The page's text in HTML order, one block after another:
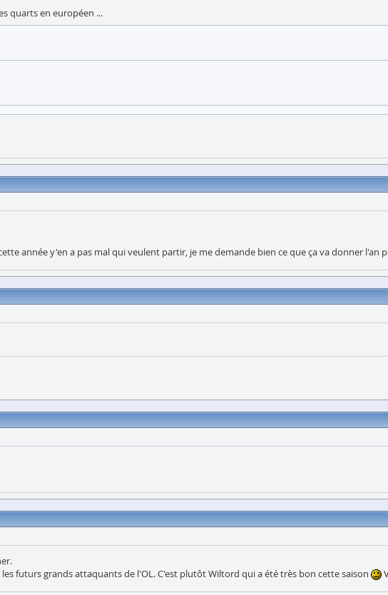
quarts en européen ...
année y'en a pas mal qui veulent partir, je me demande bien ce que ça va donner l'an
futurs grands attaquants de l'OL. C'est plutôt Wiltord qui a été très bon cette saison